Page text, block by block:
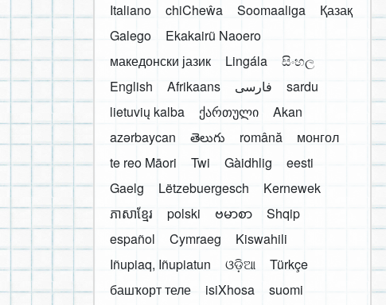
Italiano
chiCheŵa Soomaaliga
Қазақ
Galego
Ekakairũ Naoero
македонски јазик
Lingála
සිංහල
English
Afrikaans فارسی
sardu
lietuvių kalba
ქართული
Akan
azərbaycan
తెలుగు română
монгол
te reo Māori
Twi Gàidhlig
eesti
Gaelg
Lëtzebuergesch
Kernewek
ភាសាខ្មែរ
polski ဗမာစာ
Shqip
español
Cymraeg
Kiswahili
Iñupiaq, Iñupiatun
ଓଡ଼ିଆ
Türkçe
башҡорт теле
isiXhosa
suomi